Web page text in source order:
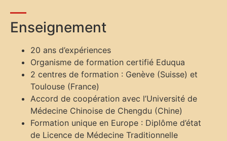
Enseignement
20 ans d’expériences
Organisme de formation certifié Eduqua
2 centres de formation : Genève (Suisse) et
Toulouse (France)
Accord de coopération avec l’Université de
Médecine Chinoise de Chengdu (Chine)
Formation unique en Europe : Diplôme d’état
de Licence de Médecine Traditionnelle